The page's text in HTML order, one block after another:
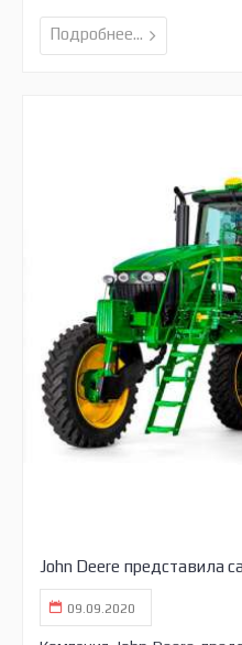
Подробнее...
09.09.2020